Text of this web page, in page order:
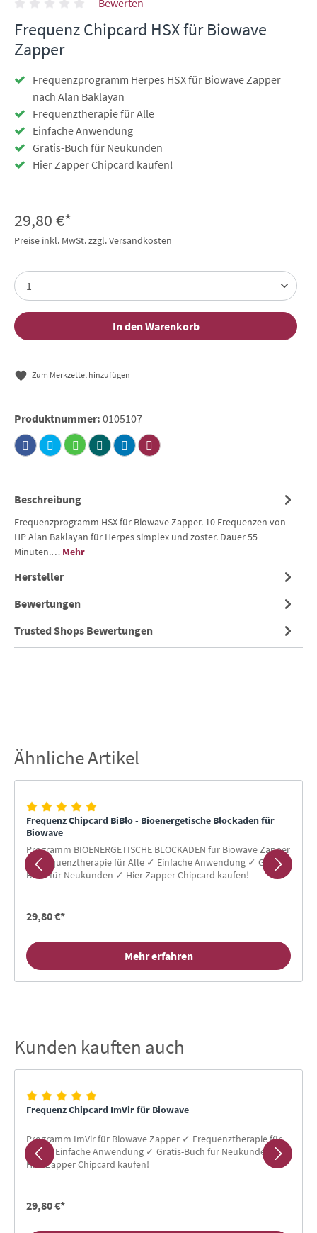
Bewerten
Frequenz Chipcard HSX für Biowave
Zapper
Frequenzprogramm Herpes HSX für Biowave Zapper
nach Alan Baklayan
Frequenztherapie für Alle
Einfache Anwendung
Gratis-Buch für Neukunden
Hier Zapper Chipcard kaufen!
29,80 €*
Preise inkl. MwSt. zzgl. Versandkosten
In den Warenkorb
Zum Merkzettel hinzufügen
Produktnummer: 0105107
Beschreibung
Frequenzprogramm HSX für Biowave Zapper. 10 Frequenzen von
HP Alan Baklayan für Herpes simplex und zoster. Dauer 55
Minuten.… Mehr
Hersteller
Bewertungen
Trusted Shops Bewertungen
Produktgalerie überspringen
Ähnliche Artikel
Frequenz Chipcard BiBlo - Bioenergetische Blockaden für
Biowave
Programm BIOENERGETISCHE BLOCKADEN für Biowave Zapper
✓ Frequenztherapie für Alle ✓ Einfache Anwendung ✓ Gratis-
Buch für Neukunden ✓ Hier Zapper Chipcard kaufen!
29,80 €*
Mehr erfahren
Produktgalerie überspringen
Kunden kauften auch
Frequenz Chipcard ImVir für Biowave
Programm ImVir für Biowave Zapper ✓ Frequenztherapie für
Alle ✓ Einfache Anwendung ✓ Gratis-Buch für Neukunden ✓
Hier Zapper Chipcard kaufen!
29,80 €*